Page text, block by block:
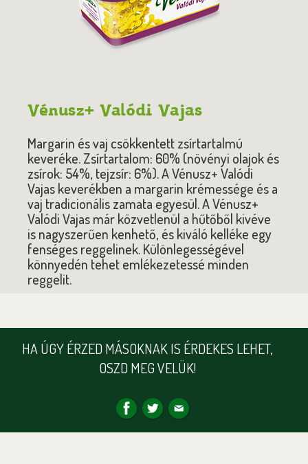
Vénusz+ Valódi Vajas
Margarin és vaj csökkentett zsírtartalmú
keveréke. Zsírtartalom: 60% (növényi olajok és
zsírok: 54%, tejzsír: 6%). A Vénusz+ Valódi
Vajas keverékben a margarin krémessége és a
vaj tradicionális zamata egyesül. A Vénusz+
Valódi Vajas már közvetlenül a hűtőből kivéve
is nagyszerűen kenhető, és kiváló kelléke egy
fenséges reggelinek. Különlegességével
könnyedén tehet emlékezetessé minden
reggelit.
HA ÚGY ÉRZED MÁSOKNAK IS ÉRDEKES LEHET,
OSZD MEG VELÜK!